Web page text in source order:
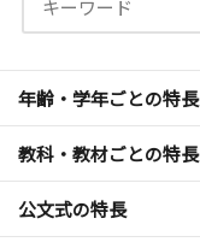
年齢・学年ごとの特長
教科・教材ごとの特長
公文式の特長